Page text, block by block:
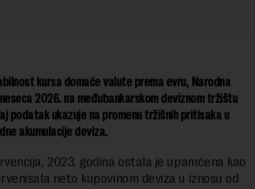
kursa domaće valute prema evru, Narodna
2026. na međubankarskom deviznom tržištu
podatak ukazuje na promenu tržišnih pritisaka u
akumulacije deviza.
2023. godina ostala je upamćena kao
neto kupovinom deviza u iznosu od